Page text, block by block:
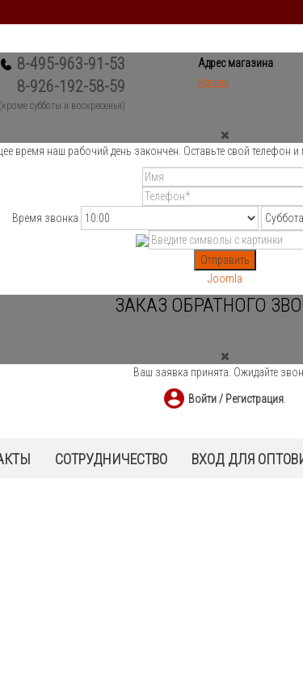
8-495-963-91-53
8-926-192-58-59
субботы и воскресенья)
Адрес магазина
Москва
время наш рабочий день закончен. Оставьте свой телефон
Время звонка
Отправить
Joomla
ЗАКАЗ ОБРАТНОГО
Ваш заявка принята. Ожидайте
Войти / Регистрация
СОТРУДНИЧЕСТВО ВХОД ДЛЯ